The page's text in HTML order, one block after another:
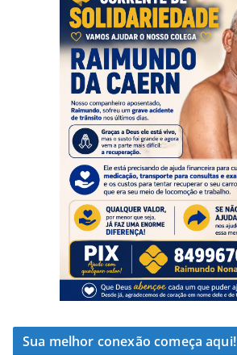
Sua melhor conexão começa aqui!